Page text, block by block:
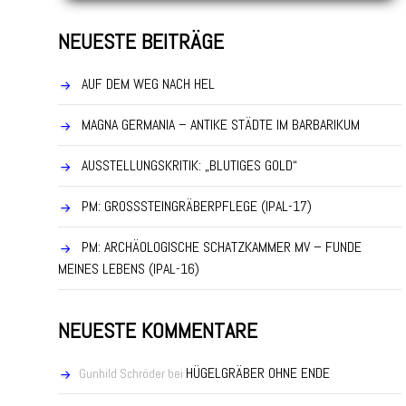
NEUESTE BEITRÄGE
AUF DEM WEG NACH HEL
MAGNA GERMANIA – ANTIKE STÄDTE IM BARBARIKUM
AUSSTELLUNGSKRITIK: „BLUTIGES GOLD“
PM: GROSSSTEINGRÄBERPFLEGE (IPAL-17)
PM: ARCHÄOLOGISCHE SCHATZKAMMER MV – FUNDE
MEINES LEBENS (IPAL-16)
NEUESTE KOMMENTARE
Gunhild Schröder bei HÜGELGRÄBER OHNE ENDE